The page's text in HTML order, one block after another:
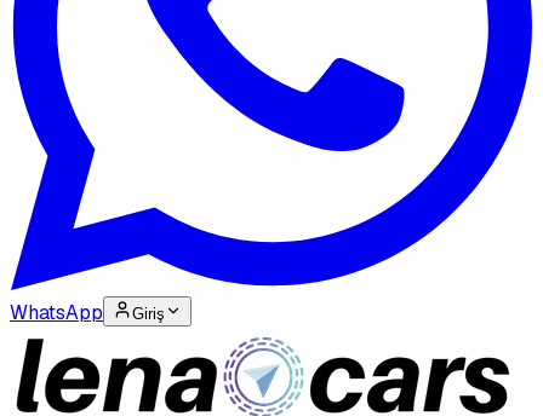
WhatsApp Giriş